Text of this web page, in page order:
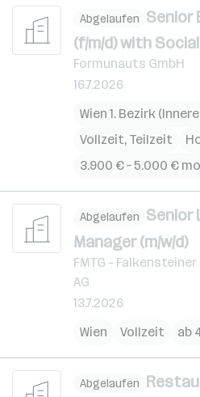
Abgelaufen Senior
(f/m/d) with
Formunauts GmbH
16.7.2026
Wien 1. Bezirk
Vollzeit, Teilzeit
3.900 € – 5.000 €
Abgelaufen Senior
Manager (m/w/d)
FMTG -
AG
13.7.2026
Wien
Vollzeit ab
Abgelaufen